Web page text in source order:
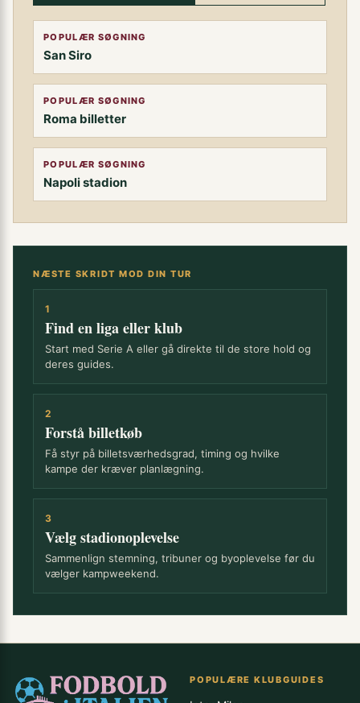
POPULÆR SØGNING
San Siro
POPULÆR SØGNING
Roma billetter
POPULÆR SØGNING
Napoli stadion
NÆSTE SKRIDT MOD DIN TUR
1
Find en liga eller klub
Start med Serie A eller gå direkte til de store hold og
deres guides.
2
Forstå billetkøb
Få styr på billetsværhedsgrad, timing og hvilke
kampe der kræver planlægning.
3
Vælg stadionoplevelse
Sammenlign stemning, tribuner og byoplevelse før du
vælger kampweekend.
POPULÆRE KLUBGUIDES